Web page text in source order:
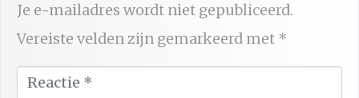
Je e-mailadres wordt niet gepubliceerd.
Vereiste velden zijn gemarkeerd met *